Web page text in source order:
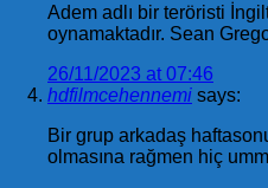
Adem adlı bir teröristi
oynamaktadır. Sean
26/11/2023 at 07:46
hdfilmcehennemi says:
Bir grup arkadaş
olmasına rağmen hiç